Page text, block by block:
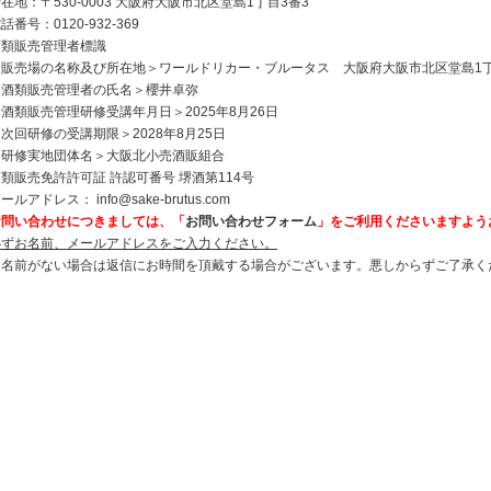
番号：0120-932-369
販売管理者標識
売場の名称及び所在地＞ワールドリカー・ブルータス 大阪府大阪市北区堂島1
類販売管理者の氏名＞櫻井卓弥
類販売管理研修受講年月日＞2025年8月26日
回研修の受講期限＞2028年8月25日
修実地団体名＞大阪北小売酒販組合
販売免許許可証 許認可番号 堺酒第114号
ルアドレス： info@sake-brutus.com
い合わせにつきましては、「お問い合わせフォーム 」をご利用くださいますよう
お名前、メールアドレスをご入力ください。
前がない場合は返信にお時間を頂戴する場合がございます。悪しからずご了承く